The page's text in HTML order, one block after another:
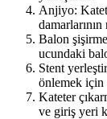
Anjiyo:
Balon
ucundaki
Stent
önlemek için
Kateter
ve giriş yeri